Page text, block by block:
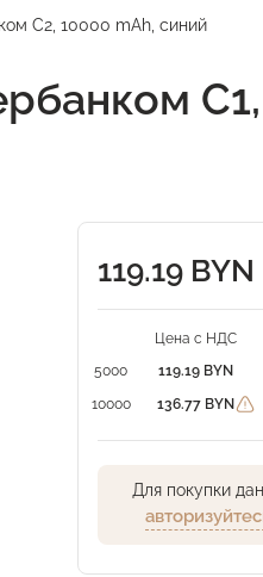
С2, 10000 mAh, синий
119.19 BYN
Цена с НДС
5000
119.19 BYN
10000
136.77 BYN
Для покупки